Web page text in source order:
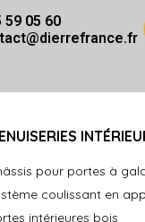
59 05 60
pour portes à
coulissant en
intérieures bois